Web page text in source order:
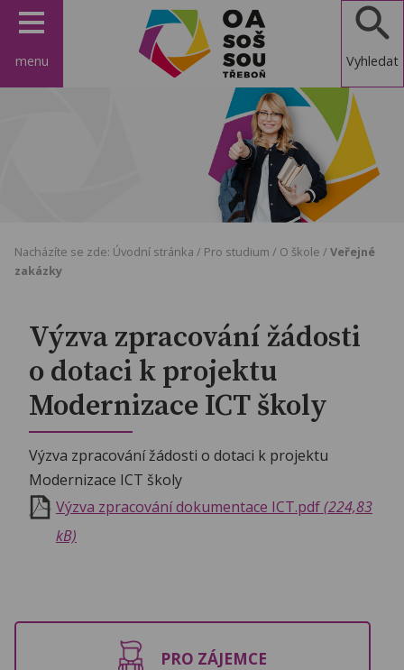
OA, SOŠ a
SOU
Třeboň
menu Vyhledat
Nacházíte se zde: Úvodní stránka / Pro studium / O škole / Veřejné
zakázky
Výzva zpracování žádosti
o dotaci k projektu
Modernizace ICT školy
Výzva zpracování žádosti o dotaci k projektu
Modernizace ICT školy
Výzva zpracování dokumentace ICT.pdf(224,83
kB)
PRO ZÁJEMCE